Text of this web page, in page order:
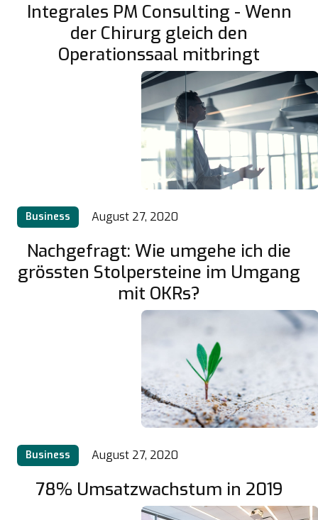
Integrales PM Consulting - Wenn
der Chirurg gleich den
Operationssaal mitbringt
Business August 27, 2020
Nachgefragt: Wie umgehe ich die
grössten Stolpersteine im Umgang
mit OKRs?
Business August 27, 2020
78% Umsatzwachstum in 2019